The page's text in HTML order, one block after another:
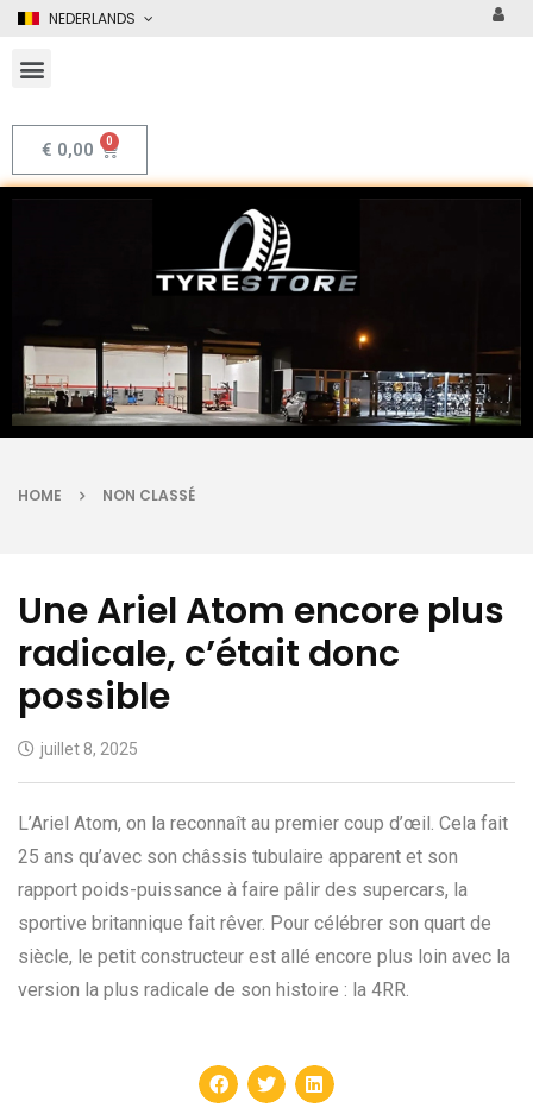
NEDERLANDS
€ 0,00
HOME NON CLASSÉ
Une Ariel Atom encore plus
radicale, c’était donc
possible
juillet 8, 2025
L’Ariel Atom, on la reconnaît au premier coup d’œil. Cela fait
25 ans qu’avec son châssis tubulaire apparent et son
rapport poids-puissance à faire pâlir des supercars, la
sportive britannique fait rêver. Pour célébrer son quart de
siècle, le petit constructeur est allé encore plus loin avec la
version la plus radicale de son histoire : la 4RR.